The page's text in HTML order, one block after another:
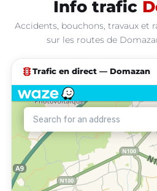
Info trafic
Accidents, bouchons, travaux et
sur les routes de
traffic Trafic en direct — Domazan